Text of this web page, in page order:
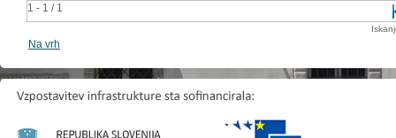
1 - 1 / 1
Na vrh